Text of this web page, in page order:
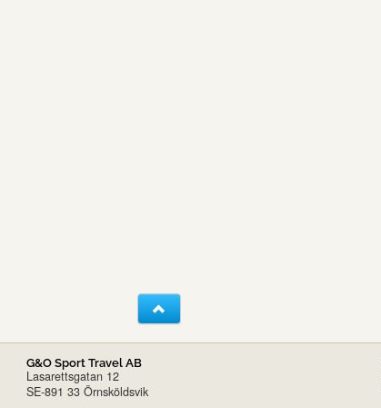
G&O Sport Travel AB
Lasarettsgatan 12
SE-891 33 Örnsköldsvik